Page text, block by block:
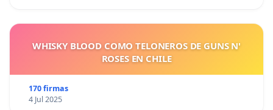
WHISKY BLOOD COMO TELONEROS DE GUNS N'
ROSES EN CHILE
170 firmas
4 Jul 2025